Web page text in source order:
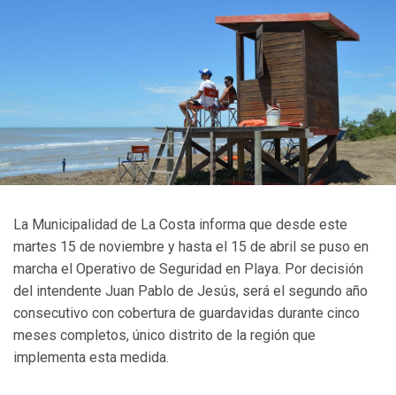
La Municipalidad de La Costa informa que desde este
martes 15 de noviembre y hasta el 15 de abril se puso en
marcha el Operativo de Seguridad en Playa. Por decisión
del intendente Juan Pablo de Jesús, será el segundo año
consecutivo con cobertura de guardavidas durante cinco
meses completos, único distrito de la región que
implementa esta medida.